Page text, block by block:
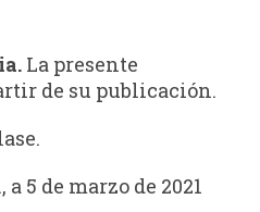
La presente
de su publicación.
a 5 de marzo de 2021